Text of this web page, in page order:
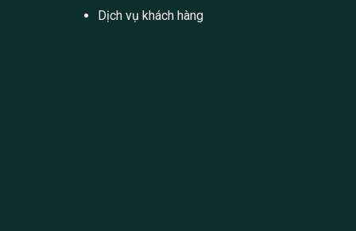
Dịch vụ khách hàng